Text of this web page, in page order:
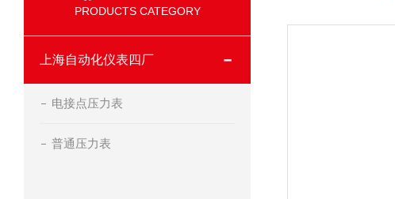
PRODUCTS CATEGORY
上海自动化仪表四厂
电接点压力表
普通压力表